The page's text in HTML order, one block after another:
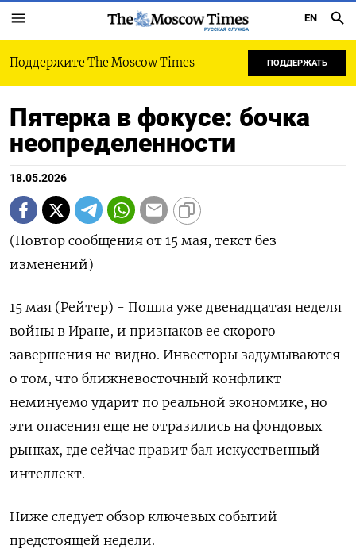
РУССКАЯ СЛУЖБА
EN
Поддержите The Moscow Times ПОДДЕРЖАТЬ
Пятерка в фокусе: бочка
неопределенности
18.05.2026
(Повтор сообщения от 15 мая, текст без
изменений)
15 мая (Рейтер) - Пошла уже двенадцатая неделя
войны в Иране, и признаков ее скорого
завершения не видно. Инвесторы задумываются
о том, что ближневосточный конфликт
неминуемо ударит по реальной экономике, но
эти опасения еще не отразились на фондовых
рынках, где сейчас правит бал искусственный
интеллект.
Ниже следует обзор ключевых событий
предстоящей недели.